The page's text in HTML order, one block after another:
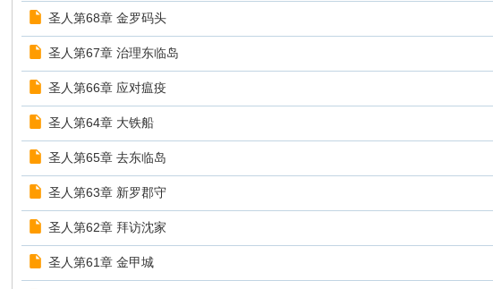
圣人第68章 金罗码头
圣人第67章 治理东临岛
圣人第66章 应对瘟疫
圣人第64章 大铁船
圣人第65章 去东临岛
圣人第63章 新罗郡守
圣人第62章 拜访沈家
圣人第61章 金甲城